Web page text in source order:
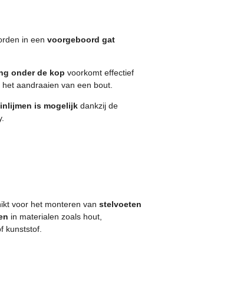
in een voorgeboord gat
onder de kop voorkomt effectief
aandraaien van een bout.
inlijmen is mogelijk dankzij de
voor het monteren van stelvoeten
in materialen zoals hout,
kunststof.